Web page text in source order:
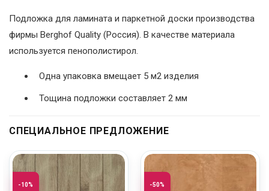
Подложка для ламината и паркетной доски производства
фирмы Berghof Quality (Россия). В качестве материала
используется пенополистирол.
Одна упаковка вмещает 5 м2 изделия
Тощина подложки составляет 2 мм
СПЕЦИАЛЬНОЕ ПРЕДЛОЖЕНИЕ
-10% -50%